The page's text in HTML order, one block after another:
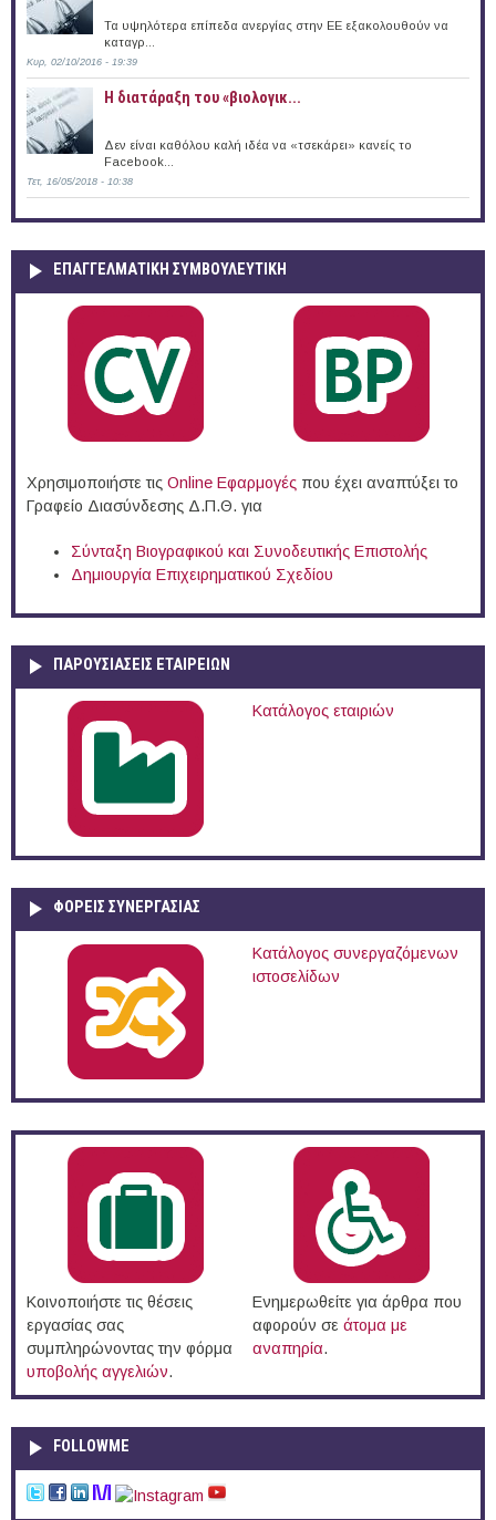
Τα υψηλότερα επίπεδα ανεργίας στην ΕΕ εξακολουθούν να
καταγρ...
Κυρ, 02/10/2016 - 19:39
Η διατάραξη του «βιολογικ...
Δεν είναι καθόλου καλή ιδέα να «τσεκάρει» κανείς το
Facebook...
Τετ, 16/05/2018 - 10:38
ΕΠΑΓΓΕΛΜΑΤΙΚΉ ΣΥΜΒΟΥΛΕΥΤΙΚΉ
Χρησιμοποιήστε τις Online Eφαρμογές που έχει αναπτύξει το
Γραφείο Διασύνδεσης Δ.Π.Θ. για
Σύνταξη Βιογραφικού και Συνοδευτικής Επιστολής
Δημιουργία Επιχειρηματικού Σχεδίου
ΠΑΡΟΥΣΙΆΣΕΙΣ ΕΤΑΙΡΕΙΏΝ
Κατάλογος εταιριών
ΦΟΡΕΙΣ ΣΥΝΕΡΓΑΣΙΑΣ
Κατάλογος συνεργαζόμενων
ιστοσελίδων
Κοινοποιήστε τις θέσεις
εργασίας σας
συμπληρώνοντας την φόρμα
υποβολής αγγελιών.
Ενημερωθείτε για άρθρα που
αφορούν σε άτομα με
αναπηρία.
FOLLOWME